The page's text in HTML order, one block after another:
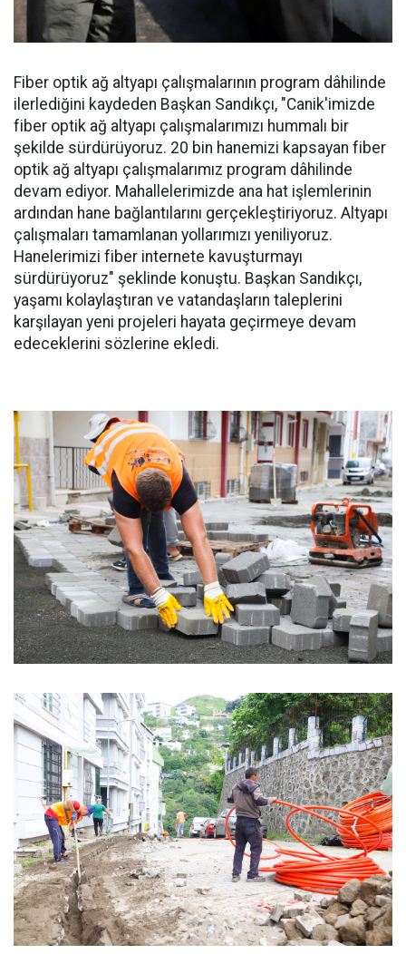
Fiber optik ağ altyapı çalışmalarının program dâhilinde
ilerlediğini kaydeden Başkan Sandıkçı, "Canik'imizde
fiber optik ağ altyapı çalışmalarımızı hummalı bir
şekilde sürdürüyoruz. 20 bin hanemizi kapsayan fiber
optik ağ altyapı çalışmalarımız program dâhilinde
devam ediyor. Mahallelerimizde ana hat işlemlerinin
ardından hane bağlantılarını gerçekleştiriyoruz. Altyapı
çalışmaları tamamlanan yollarımızı yeniliyoruz.
Hanelerimizi fiber internete kavuşturmayı
sürdürüyoruz" şeklinde konuştu. Başkan Sandıkçı,
yaşamı kolaylaştıran ve vatandaşların taleplerini
karşılayan yeni projeleri hayata geçirmeye devam
edeceklerini sözlerine ekledi.